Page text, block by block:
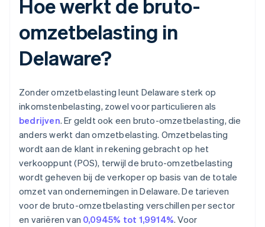
Hoe werkt de bruto-
omzetbelasting in
Delaware?
Zonder omzetbelasting leunt Delaware sterk op
inkomstenbelasting, zowel voor particulieren als
bedrijven. Er geldt ook een bruto-omzetbelasting, die
anders werkt dan omzetbelasting. Omzetbelasting
wordt aan de klant in rekening gebracht op het
verkooppunt (POS), terwijl de bruto-omzetbelasting
wordt geheven bij de verkoper op basis van de totale
omzet van ondernemingen in Delaware. De tarieven
voor de bruto-omzetbelasting verschillen per sector
en variëren van 0,0945% tot 1,9914%. Voor